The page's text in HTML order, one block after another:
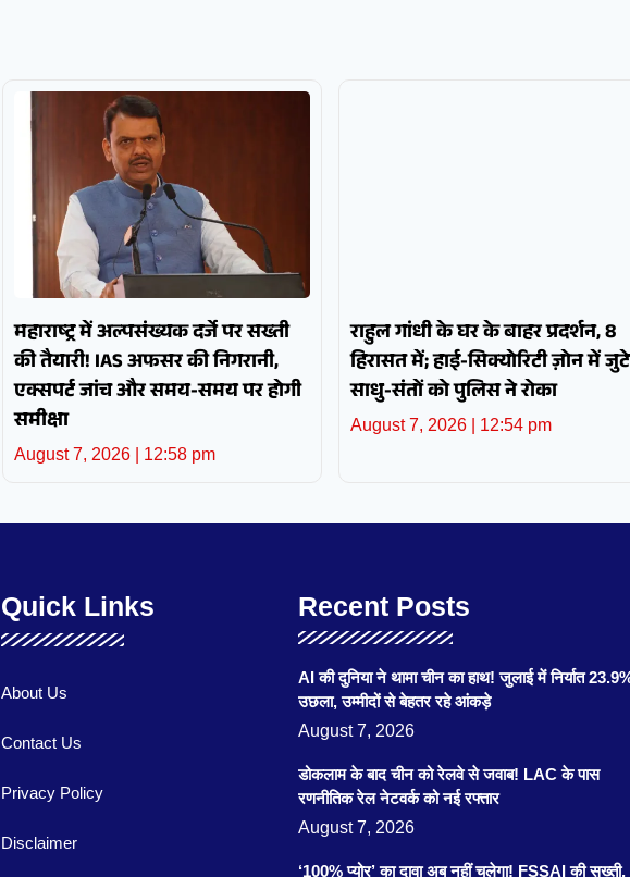
महाराष्ट्र में अल्पसंख्यक दर्जे पर सख्ती
की तैयारी! IAS अफसर की निगरानी,
एक्सपर्ट जांच और समय-समय पर होगी
समीक्षा
August 7, 2026 12:58 pm
राहुल गांधी के घर के बाहर प्रदर्शन, 8
हिरासत में; हाई-सिक्योरिटी ज़ोन में जुटे
साधु-संतों को पुलिस ने रोका
August 7, 2026 12:54 pm
Quick Links
About Us
Contact Us
Privacy Policy
Disclaimer
Recent Posts
AI की दुनिया ने थामा चीन का हाथ! जुलाई में निर्यात
उछला, उम्मीदों से बेहतर रहे आंकड़े
August 7, 2026
डोकलाम के बाद चीन को रेलवे से जवाब! LAC के पास
रणनीतिक रेल नेटवर्क को नई रफ्तार
August 7, 2026
‘100% प्योर’ का दावा अब नहीं चलेगा! FSSAI की सख्ती,